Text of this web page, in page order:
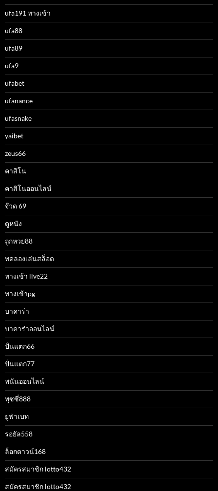
ufa191 ทางเข้า
ufa88
ufa89
ufa9
ufabet
ufanance
ufasnake
yaibet
zeus66
คาสิโน
คาสิโนออนไลน์
จ๊วด 69
ดูหนัง
ถูกหวย88
ทดลองเล่นสล็อต
ทางเข้า live22
ทางเข้าpg
บาคาร่า
บาคาร่าออนไลน์
ปั่นแตก66
ปั่นแตก77
พนันออนไลน์
พุซซี่888
ยูฟ่าเบท
รอยัล558
ล็อกดาวน์168
สมัครสมาชิก lotto432
สมัครสมาชิก lotto432